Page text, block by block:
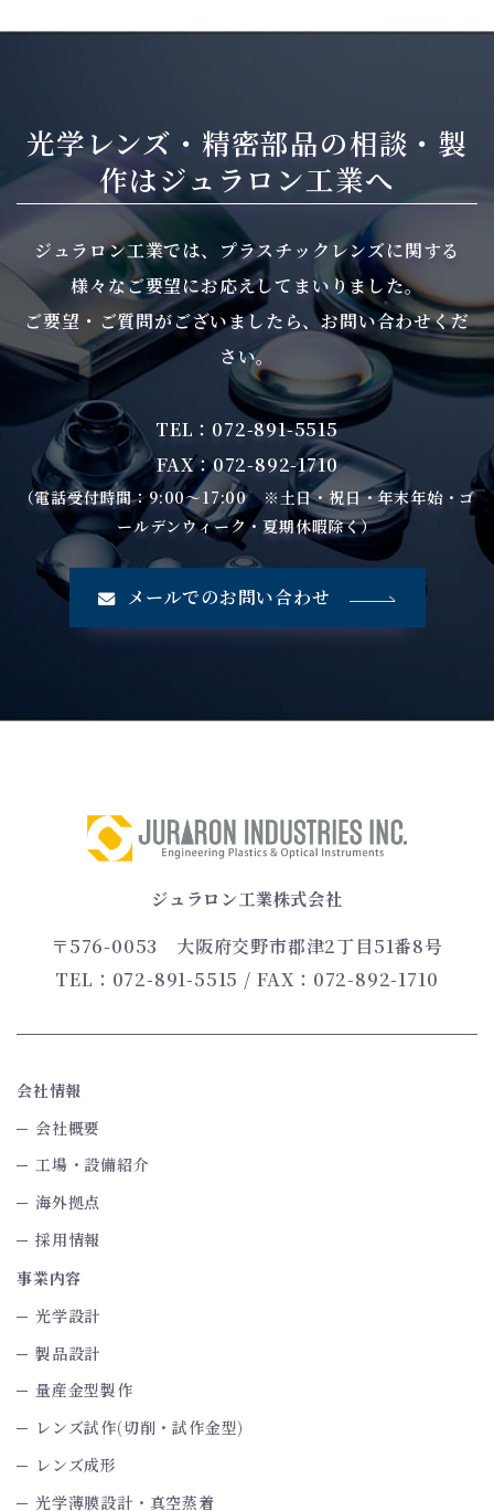
光学レンズ・精密部品の相談・製
作はジュラロン工業へ
ジュラロン工業では、プラスチックレンズに関する
様々なご要望にお応えしてまいりました。
ご要望・ご質問がございましたら、お問い合わせくだ
さい。
TEL：072-891-5515
FAX：072-892-1710
（電話受付時間：9:00～17:00 ※土日・祝日・年末年始・ゴ
ールデンウィーク・夏期休暇除く）
メールでのお問い合わせ
ジュラロン工業株式会社
〒576-0053 大阪府交野市郡津2丁目51番8号
TEL：072-891-5515 / FAX：072-892-1710
会社情報
会社概要
工場・設備紹介
海外拠点
採用情報
事業内容
光学設計
製品設計
量産金型製作
レンズ試作(切削・試作金型)
レンズ成形
光学薄膜設計・真空蒸着